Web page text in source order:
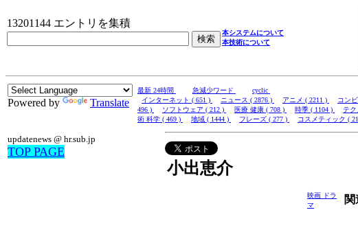
13201144 エントリを集積
本システムについて
本技術について
Powered by Translate
updatenews @ hr.sub.jp
TOP PAGE
最新 24時間 急減少ワード
cyclic
インターネット ( 651 )
ニュース ( 2876 ) アニメ ( 2211 ) コン
496 )
ソフトウェア ( 212 ) 医療 健康 ( 708 ) 時季 ( 1104 ) テク
術 科学 ( 469 )
地域 ( 1444 ) フレーズ ( 277 ) コスメティック (
小出恵介
映画 ドラ
マ